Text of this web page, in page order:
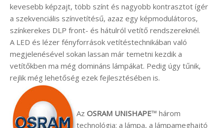
kevesebb képzajt, több színt és nagyobb kontrasztot ígér
a szekvenciális színvetítésű, azaz egy képmodulátoros,
színkerekes DLP front- és hátulról vetítő rendszereknél.
A LED és lézer fényforrások vetítéstechnikában való
megjelenésével sokan lassan már temetni kezdik a
vetítőkben ma még domináns lámpákat. Pedig úgy tűnik,
rejlik még lehetőség ezek fejlesztésében is.
Az OSRAM UNISHAPE™ három
technológia: a lámpa, a lámpameghajtó